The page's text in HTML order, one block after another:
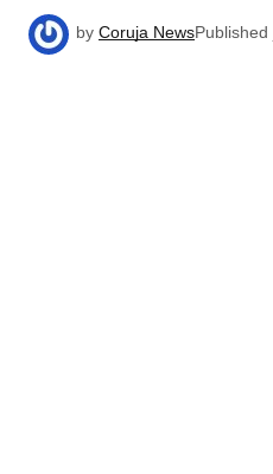
by Coruja NewsPublished